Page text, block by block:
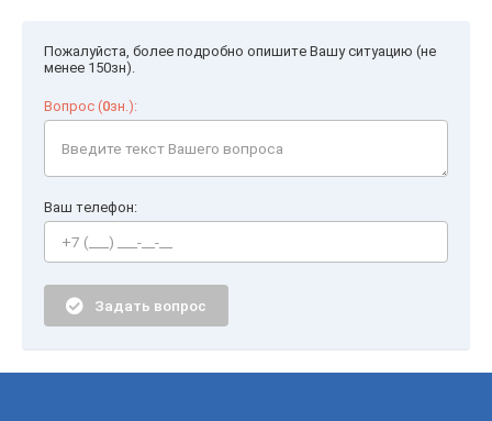
Пожалуйста, более подробно опишите Вашу ситуацию (не
менее 150зн).
Вопрос (0зн.):
Ваш телефон:
Задать вопрос